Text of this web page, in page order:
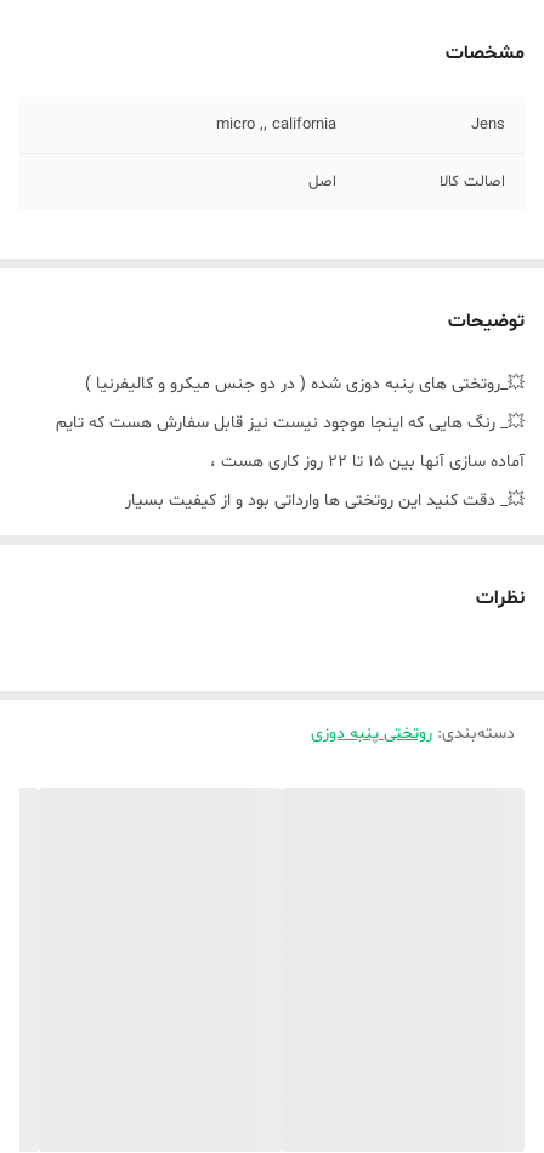
مشخصات
Jens
micro ,, california
اصالت کالا اصل
توضیحات
💥_روتختی های پنبه دوزی شده ( در دو جنس میکرو و کالیفرنیا )
💥_ رنگ هایی که اینجا موجود نیست نیز قابل سفارش هست که تایم
آماده سازی آنها بین ۱۵ تا ۲۲ روز کاری هست ،
💥_ دقت کنید این روتختی ها وارداتی بود و از کیفیت بسیار
نظرات
دسته‌بندی: روتختی پنبه دوزی